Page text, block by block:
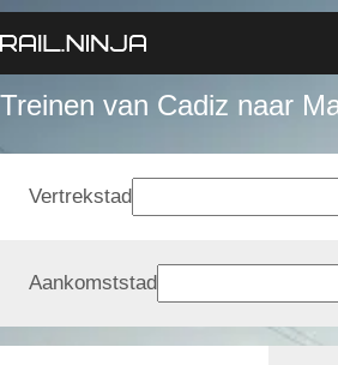
Treinen van Cadiz naar
Vertrekstad
Aankomststad